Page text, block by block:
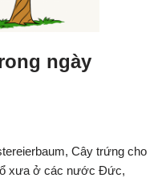
ngày
Cây trứng cho
xưa ở các nước Đức,